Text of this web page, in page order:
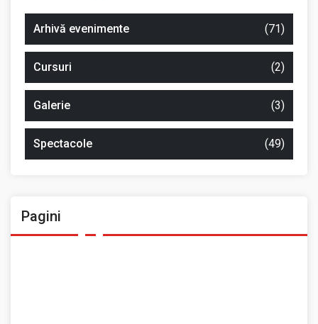
Arhivă evenimente (71)
Cursuri (2)
Galerie (3)
Spectacole (49)
Pagini